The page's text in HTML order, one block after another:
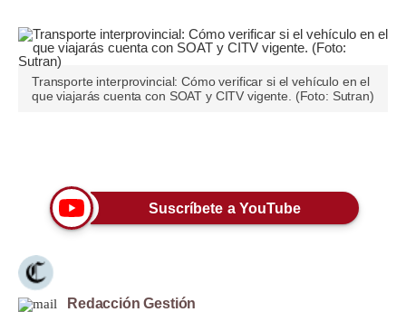
Plus G
Opinión
Tendencias
Lujo
Viajes
Transporte interprovincial: Cómo verificar si el vehículo en el
que viajarás cuenta con SOAT y CITV vigente. (Foto: Sutran)
Suscríbete a YouTube
Redacción Gestión